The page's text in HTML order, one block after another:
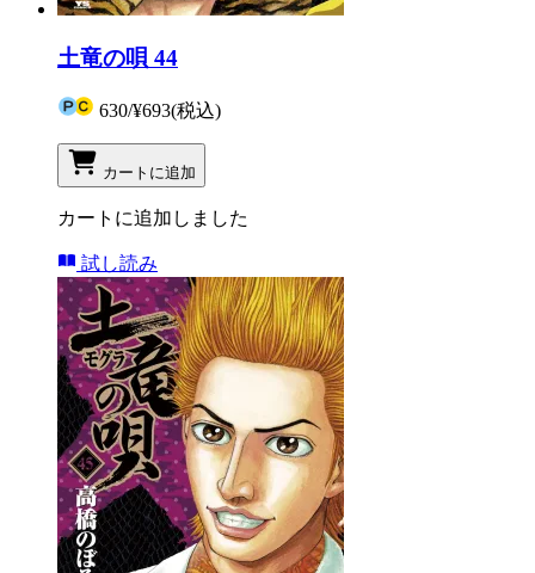
土竜の唄 44
630/¥693(税込)
カートに追加
カートに追加しました
試し読み